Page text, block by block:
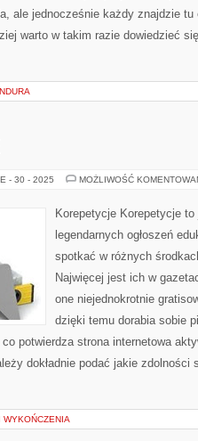
ale jednocześnie każdy znajdzie
warto w takim razie dowiedzieć
- 30 - 2025 MOŻLIWOŚĆ
Korepetycje Korepetycje
legendarnych ogłoszeń
spotkać w różnych
Najwięcej jest ich w
one niejednokrotnie
dzięki temu dorabia sobie
potwierdza strona internetowa
dokładnie podać jakie
WYKOŃCZENIA